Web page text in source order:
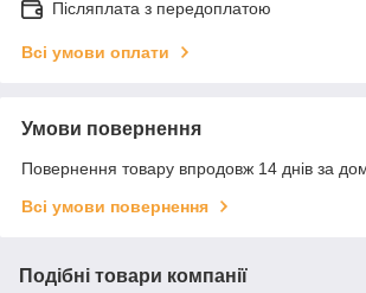
Післяплата з передоплатою
Всі умови оплати
Умови повернення
Повернення товару впродовж 14 днів за
Всі умови повернення
Подібні товари компанії